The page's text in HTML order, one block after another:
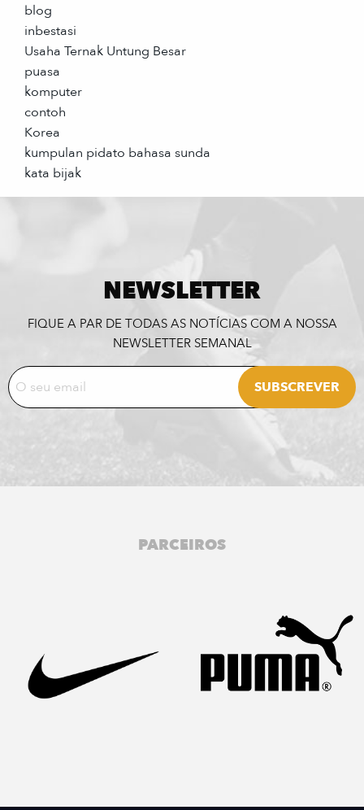
blog
inbestasi
Usaha Ternak Untung Besar
puasa
komputer
contoh
Korea
kumpulan pidato bahasa sunda
kata bijak
NEWSLETTER
FIQUE A PAR DE TODAS AS NOTÍCIAS COM A NOSSA
NEWSLETTER SEMANAL
PARCEIROS